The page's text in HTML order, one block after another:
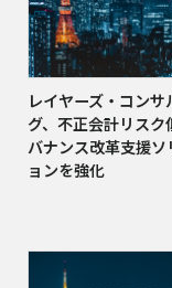
レイヤーズ・コンサ
グ、不正会計リスク
バナンス改革支援ソ
ョンを強化